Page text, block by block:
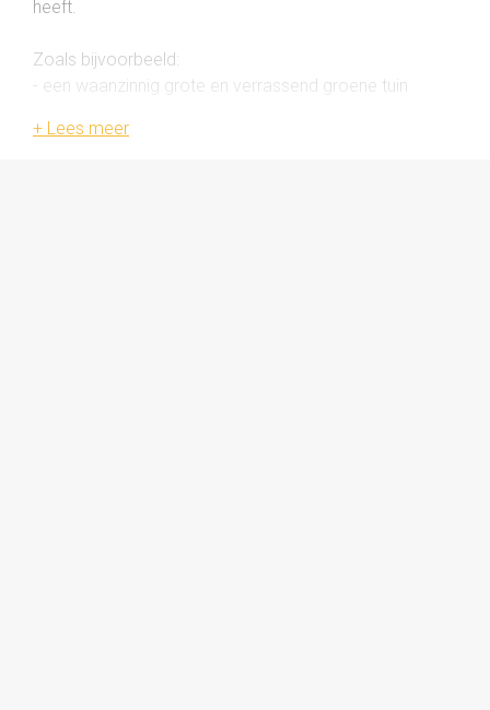
heeft.
Zoals bijvoorbeeld:
- een waanzinnig grote en verrassend groene tuin
verdiepingen